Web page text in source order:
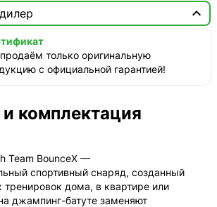
оригинальную продукцию с

только оригинальную
с официальной гарантией!
комплектация
Team BounceX —
спортивный снаряд, созданный
дома, в квартире или
джампинг-батуте заменяют